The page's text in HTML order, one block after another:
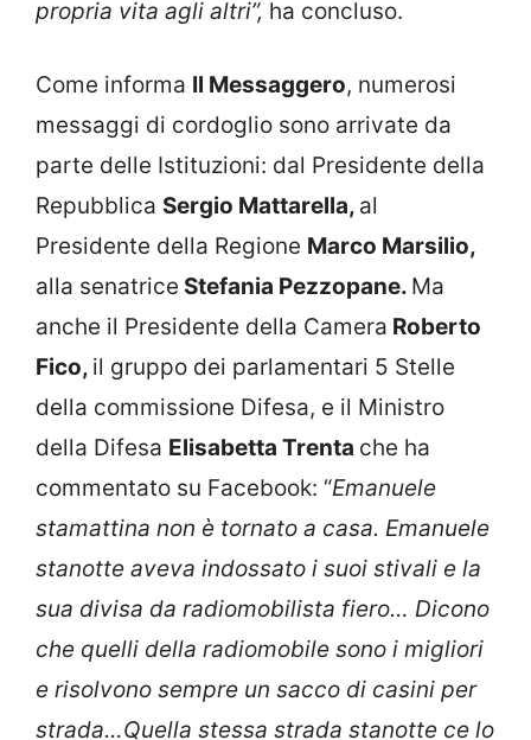
propria vita agli altri”, ha concluso.
Come informa Il Messaggero, numerosi
messaggi di cordoglio sono arrivate da
parte delle Istituzioni: dal Presidente della
Repubblica Sergio Mattarella, al
Presidente della Regione Marco Marsilio,
alla senatrice Stefania Pezzopane. Ma
anche il Presidente della Camera Roberto
Fico, il gruppo dei parlamentari 5 Stelle
della commissione Difesa, e il Ministro
della Difesa Elisabetta Trenta che ha
commentato su Facebook: “Emanuele
stamattina non è tornato a casa. Emanuele
stanotte aveva indossato i suoi stivali e la
sua divisa da radiomobilista fiero… Dicono
che quelli della radiomobile sono i migliori
e risolvono sempre un sacco di casini per
strada…Quella stessa strada stanotte ce lo